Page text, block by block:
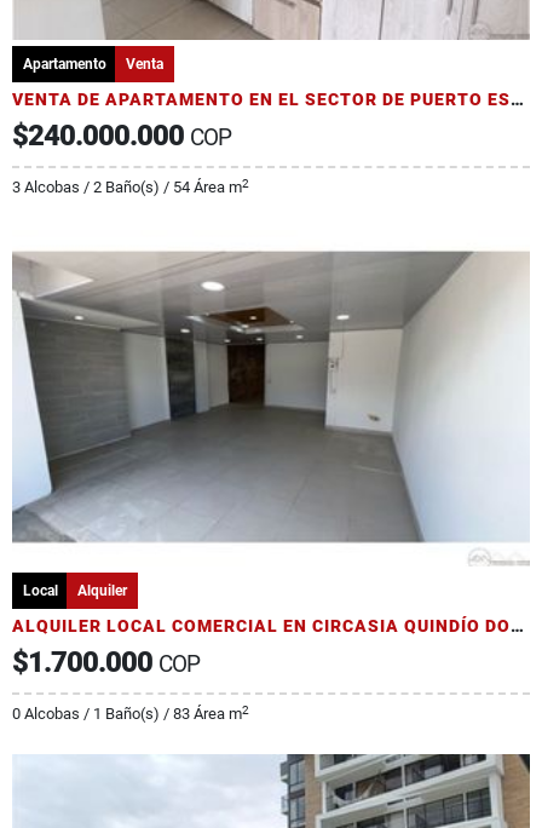
Apartamento Venta
VENTA DE APARTAMENTO EN EL SECTOR DE PUERTO ESPEJO
$240.000.000 COP
3 Alcobas / 2 Baño(s) / 54 Área m2
Local Alquiler
ALQUILER LOCAL COMERCIAL EN CIRCASIA QUINDÍO DOS CUADRAS DEL PARQUE
$1.700.000 COP
0 Alcobas / 1 Baño(s) / 83 Área m2